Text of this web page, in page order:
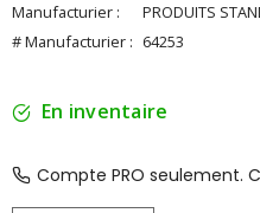
Manufacturier :
PRODUITS
# Manufacturier : 64253
En inventaire
Compte PRO seulement.